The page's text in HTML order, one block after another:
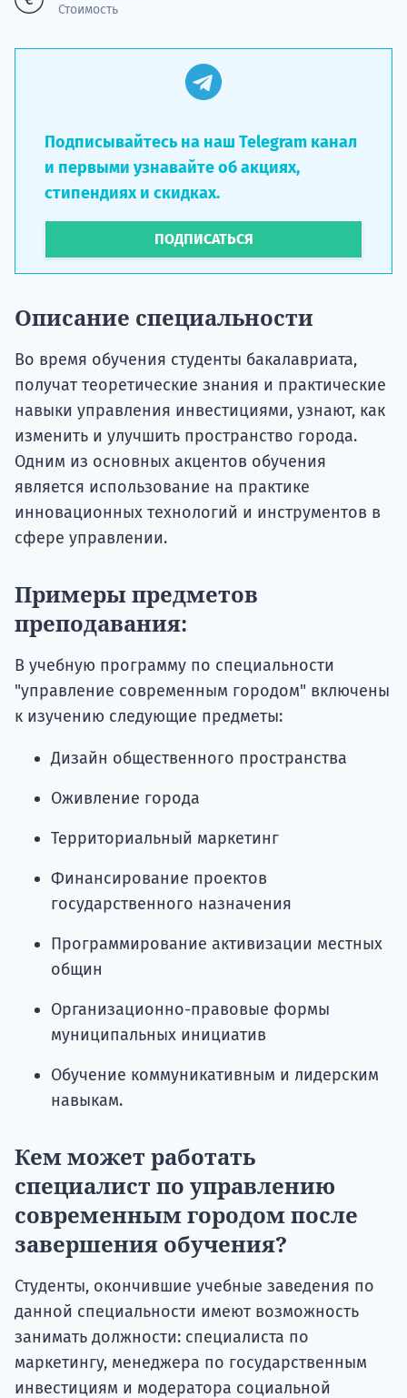
Стоимость
Подписывайтесь на наш Telegram канал
и первыми узнавайте об акциях,
стипендиях и скидках.
ПОДПИСАТЬСЯ
Описание специальности
Во время обучения студенты бакалавриата,
получат теоретические знания и практические
навыки управления инвестициями, узнают, как
изменить и улучшить пространство города.
Одним из основных акцентов обучения
является использование на практике
инновационных технологий и инструментов в
сфере управлении.
Примеры предметов
преподавания:
В учебную программу по специальности
"управление современным городом" включены
к изучению следующие предметы:
Дизайн общественного пространства
Оживление города
Территориальный маркетинг
Финансирование проектов
государственного назначения
Программирование активизации местных
общин
Организационно-правовые формы
муниципальных инициатив
Обучение коммуникативным и лидерским
навыкам.
Кем может работать
специалист по управлению
современным городом после
завершения обучения?
Студенты, окончившие учебные заведения по
данной специальности имеют возможность
занимать должности: специалиста по
маркетингу, менеджера по государственным
инвестициям и модератора социальной